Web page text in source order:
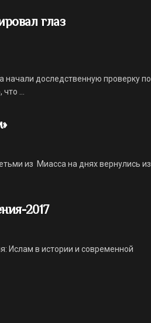
глаз
доследственную проверку по
...
из Миасса на днях вернулись из
2017
Ислам в истории и современной